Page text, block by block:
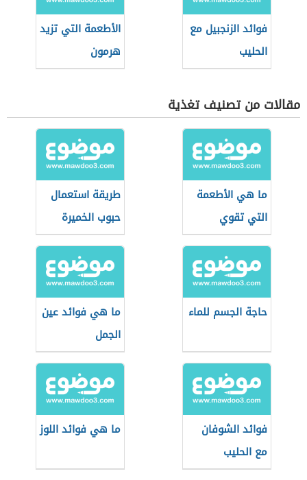
فوائد الزنجبيل مع
الحليب
الأطعمة التي تزيد
هرمون
التستوستيرون
مقالات من تصنيف تغذية
ما هي الأطعمة
التي تقوي
الذاكرة
طريقة استعمال
حبوب الخميرة
لزيادة الوزن
حاجة الجسم للماء
ما هي فوائد عين
الجمل
فوائد الشوفان
مع الحليب
ما هي فوائد اللوز